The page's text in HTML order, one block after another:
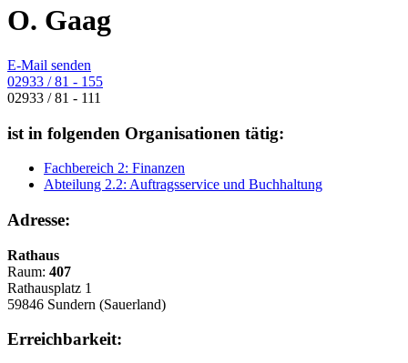
O. Gaag
E-Mail senden
02933 / 81 - 155
02933 / 81 - 111
ist in folgenden Organisationen tätig:
Fachbereich 2: Finanzen
Abteilung 2.2: Auftragsservice und Buchhaltung
Adresse:
Rathaus
Raum: 407
Rathausplatz 1
59846 Sundern (Sauerland)
Erreichbarkeit: